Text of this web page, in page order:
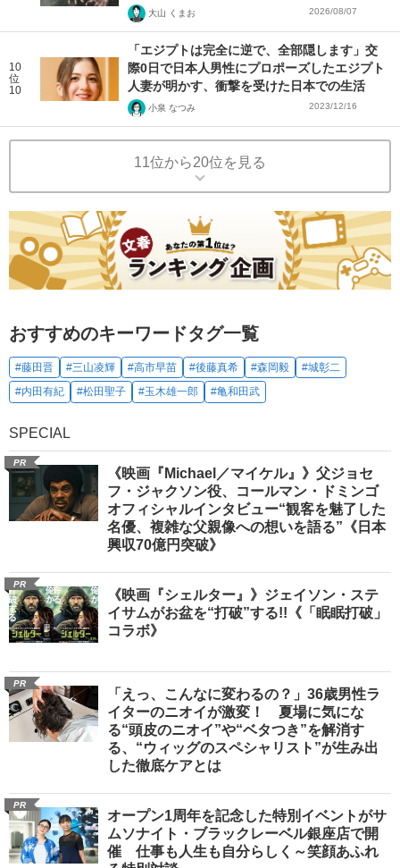
大山 くまお 2026/08/07
10
位
10
「エジプトは完全に逆で、全部隠します」交
際0日で日本人男性にプロポーズしたエジプト
人妻が明かす、衝撃を受けた日本での生活
小泉 なつみ 2023/12/16
11位から20位を見る
おすすめのキーワードタグ一覧
#藤田晋 #三山凌輝 #高市早苗 #後藤真希 #森岡毅
#城彰二
#内田有紀
#松田聖子 #玉木雄一郎 #亀和田武
SPECIAL
PR
《映画『Michael／マイケル』》父ジョセ
フ・ジャクソン役、コールマン・ドミンゴ
オフィシャルインタビュー“観客を魅了した
名優、複雑な父親像への想いを語る”《日本
興収70億円突破》
PR
《映画『シェルター』》ジェイソン・ステ
イサムがお盆を“打破”する!!《「眠眠打破」
コラボ》
PR
「えっ、こんなに変わるの？」36歳男性ラ
イターのニオイが激変！ 夏場に気にな
る“頭皮のニオイ”や“ベタつき”を解消す
る、“ウィッグのスペシャリスト”が生み出
した徹底ケアとは
PR
オープン1周年を記念した特別イベントがサ
ムソナイト・ブラックレーベル銀座店で開
催 仕事も人生も自分らしく～笑顔あふれ